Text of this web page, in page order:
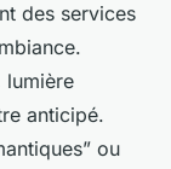
des services
lumière
anticipé.
ou